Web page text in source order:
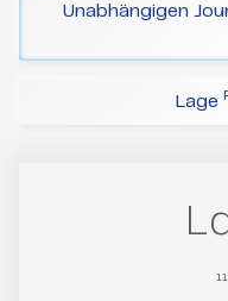
Unabhängigen
Lage